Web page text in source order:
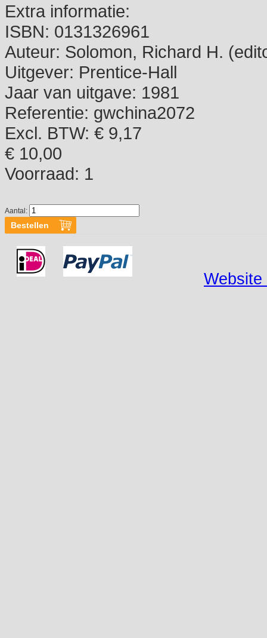
Extra informatie:
ISBN: 0131326961
Auteur: Solomon, Richard H.
Uitgever: Prentice-Hall
Jaar van uitgave: 1981
Referentie: gwchina2072
Excl. BTW: € 9,17
€ 10,00
Voorraad: 1
Aantal:
Website